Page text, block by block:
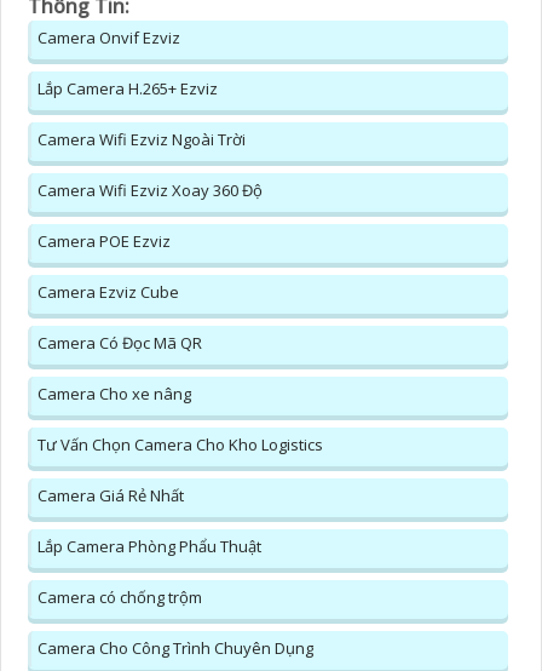
Thông Tin:
Camera Onvif Ezviz
Lắp Camera H.265+ Ezviz
Camera Wifi Ezviz Ngoài Trời
Camera Wifi Ezviz Xoay 360 Độ
Camera POE Ezviz
Camera Ezviz Cube
Camera Có Đọc Mã QR
Camera Cho xe nâng
Tư Vấn Chọn Camera Cho Kho Logistics
Camera Giá Rẻ Nhất
Lắp Camera Phòng Phẩu Thuật
Camera có chống trộm
Camera Cho Công Trình Chuyên Dụng